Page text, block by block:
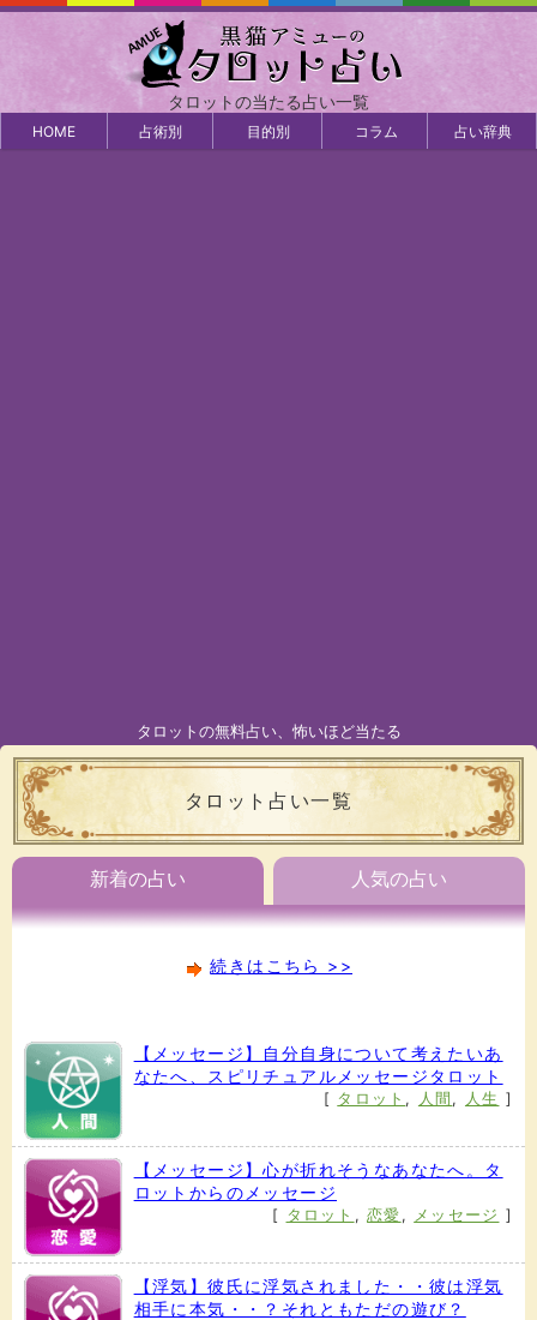
タロットの当たる占い一覧
HOME 占術別 目的別 コラム 占い辞典
タロットの無料占い、怖いほど当たる
タロット占い一覧
新着の占い 人気の占い
続きはこちら >>
【メッセージ】自分自身について考えたいあ
なたへ、スピリチュアルメッセージタロット
[ タロット , 人間 , 人生 ]
【メッセージ】心が折れそうなあなたへ。タ
ロットからのメッセージ
[ タロット ,恋愛 , メッセージ ]
【浮気】彼氏に浮気されました・・彼は浮気
相手に本気・・？それともただの遊び？